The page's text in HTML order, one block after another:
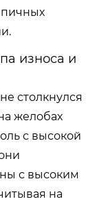
износа и
столкнулся
желобах
с высокой
с высоким
на